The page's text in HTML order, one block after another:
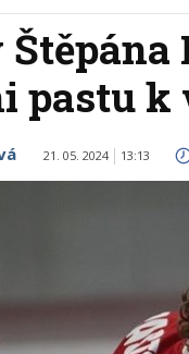
pastu k
21. 05. 2024 13:13